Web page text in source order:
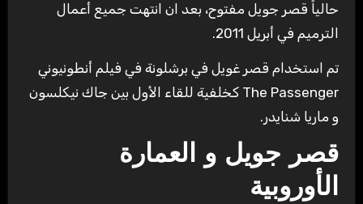
حالياً قصر جويل مفتوح، بعد ان انتهت جميع أعمال
الترميم في أبريل 2011.
تم استخدام قصر غويل في برشلونة في فيلم أنطونيوني
The Passenger كخلفية للقاء الأول بين جاك نيكلسون
و ماريا شنايدر.
قصر جويل و العمارة
الأوروبية